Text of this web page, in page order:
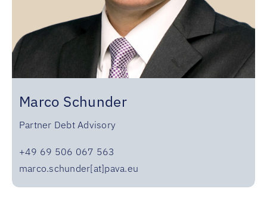
Marco Schunder
Partner Debt Advisory
+49 69 506 067 563
marco.schunder[at]pava.eu